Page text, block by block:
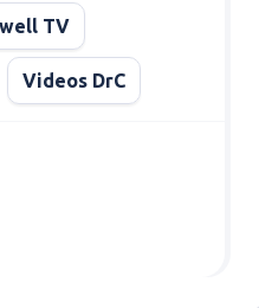
TV
Videos DrC